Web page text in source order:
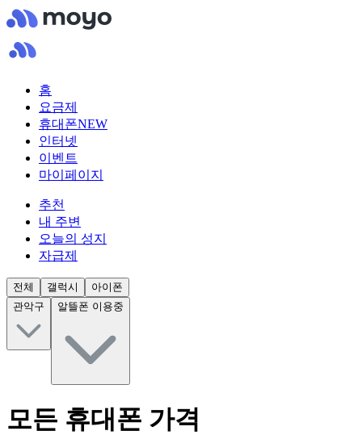
홈
요금제
휴대폰NEW
인터넷
이벤트
마이페이지
추천
내 주변
오늘의 성지
자급제
전체 갤럭시
아이폰
관악구
알뜰폰 이용중
모든 휴대폰 가격